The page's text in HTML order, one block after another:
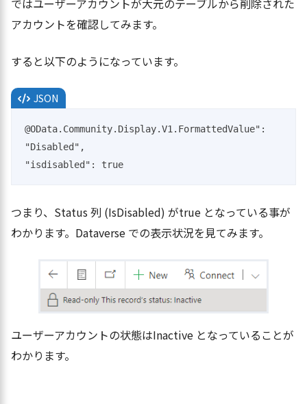
ではユーザーアカウントが大元のテーブルから削除された
アカウントを確認してみます。
すると以下のようになっています。
JSON
@OData.Community.Display.V1.FormattedValue":
"Disabled",
"isdisabled": true
つまり、Status 列 (IsDisabled) がtrue となっている事が
わかります。Dataverse での表示状況を見てみます。
ユーザーアカウントの状態はInactive となっていることが
わかります。